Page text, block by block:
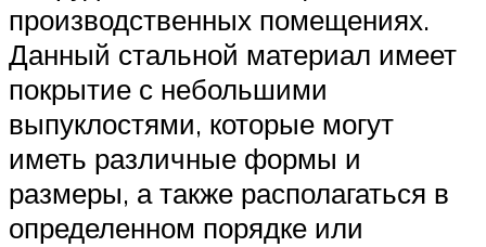
производственных помещениях.
Данный стальной материал имеет
покрытие с небольшими
выпуклостями, которые могут
иметь различные формы и
размеры, а также располагаться в
определенном порядке или